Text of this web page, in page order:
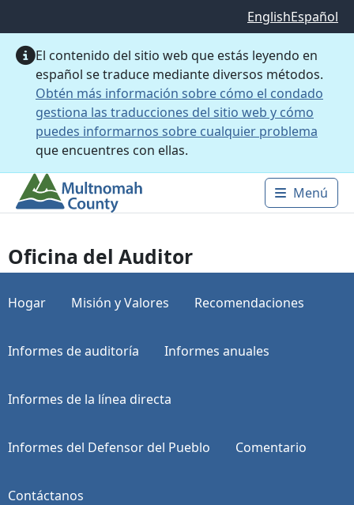
EnglishEspañol
El contenido del sitio web que estás leyendo en
español se traduce mediante diversos métodos.
Obtén más información sobre cómo el condado
gestiona las traducciones del sitio web y cómo
puedes informarnos sobre cualquier problema
que encuentres con ellas.
Main
Menú
Oficina del Auditor
Hogar Misión y Valores Recomendaciones
Informes de auditoría Informes anuales
Informes de la línea directa
Informes del Defensor del Pueblo Comentario
Contáctanos